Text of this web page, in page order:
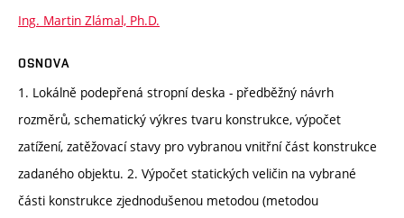
Ing. Martin Zlámal, Ph.D.
OSNOVA
1. Lokálně podepřená stropní deska - předběžný návrh
rozměrů, schematický výkres tvaru konstrukce, výpočet
zatížení, zatěžovací stavy pro vybranou vnitřní část konstrukce
zadaného objektu. 2. Výpočet statických veličin na vybrané
části konstrukce zjednodušenou metodou (metodou